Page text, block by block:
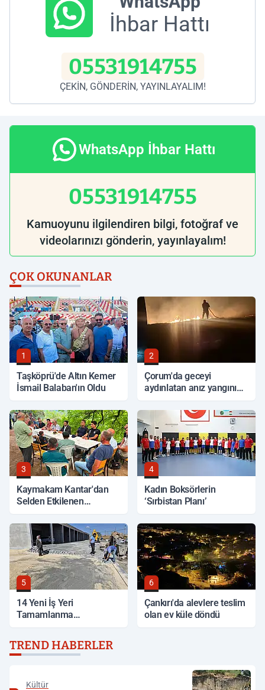
İhbar Hattı
05531914755
ÇEKİN, GÖNDERİN, YAYINLAYALIM!
WhatsApp İhbar Hattı
05531914755
Kamuoyunu ilgilendiren bilgi, fotoğraf ve
videolarınızı gönderin, yayınlayalım!
ÇOK OKUNANLAR
1
Taşköprü'de Altın Kemer
İsmail Balaban'ın Oldu
2
Çorum'da geceyi
aydınlatan anız yangını
3
Kaymakam Kantar'dan
Selden Etkilenen
4
Kadın Boksörlerin
‘Sırbistan Planı’
5
14 Yeni İş Yeri
Tamamlanma
6
Çankırı'da alevlere teslim
olan ev küle döndü
TREND HABERLER
Kültür